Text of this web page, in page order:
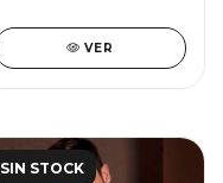
VER
SIN STOCK